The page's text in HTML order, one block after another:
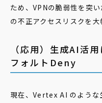
ため、VPNの脆弱性を突
の不正アクセスリスクを大
（応用）生成AI活
フォルトDeny
現在、Vertex AI のような